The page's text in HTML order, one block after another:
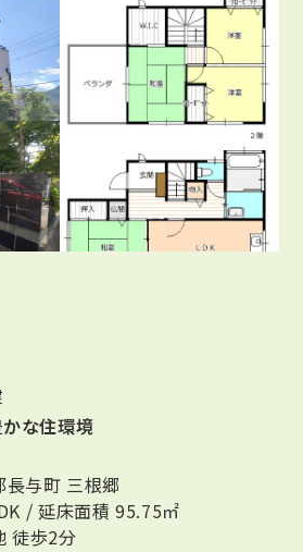
な住環境
与町 三根郷
/ 延床面積 95.75㎡
徒歩2分